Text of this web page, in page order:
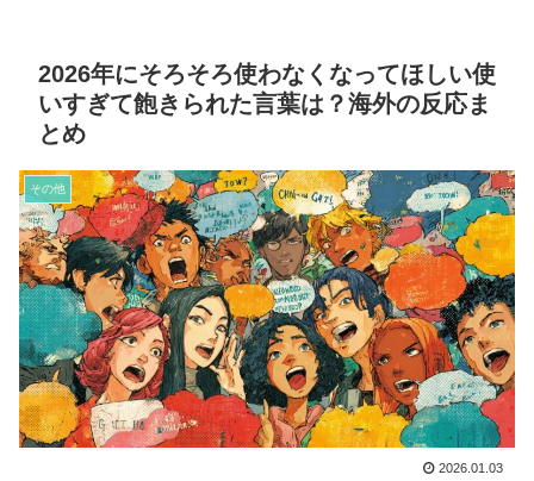
2026年にそろそろ使わなくなってほしい使
いすぎて飽きられた言葉は？海外の反応ま
とめ
その他
2026.01.03